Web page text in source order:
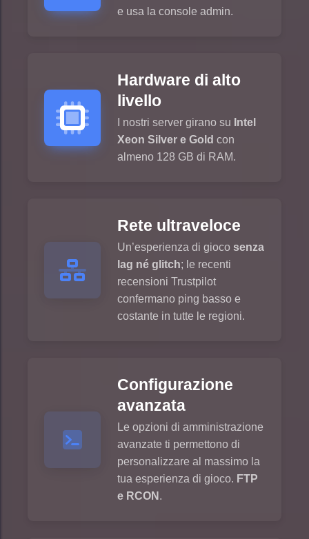
e usa la console admin.
Hardware di alto
livello
I nostri server girano su Intel
Xeon Silver e Gold con
almeno 128 GB di RAM.
Rete ultraveloce
Un’esperienza di gioco senza
lag né glitch; le recenti
recensioni Trustpilot
confermano ping basso e
costante in tutte le regioni.
Configurazione
avanzata
Le opzioni di amministrazione
avanzate ti permettono di
personalizzare al massimo la
tua esperienza di gioco. FTP
e RCON .